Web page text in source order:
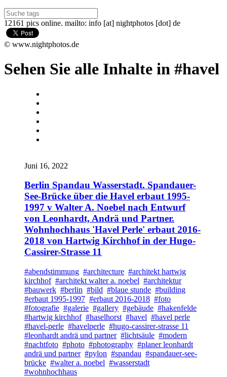
12161 pics online. mailto: info [at] nightphotos [dot] de
© www.nightphotos.de
Sehen Sie alle Inhalte in #havel
Juni 16, 2022
Berlin Spandau Wasserstadt. Spandauer-
See-Brücke über die Havel erbaut 1995-
1997 v Walter A. Noebel nach Entwurf
von Leonhardt, Andrä und Partner.
Wohnhochhaus 'Havel Perle' erbaut 2016-
2018 von Hartwig Kirchhof in der Hugo-
Cassirer-Strasse 11
#abendstimmung #architecture #architekt hartwig
kirchhof #architekt walter a. noebel #architektur
#bauwerk #berlin #bild #blaue stunde #building
#erbaut 1995-1997 #erbaut 2016-2018 #foto
#fotografie #galerie #gallery #gebäude #hakenfelde
#hartwig kirchhof #haselhorst #havel #havel perle
#havel-perle #havelperle #hugo-cassirer-strasse 11
#leonhardt andrä und partner #lichtsäule #modern
#nachtfoto #photo #photography #planer leonhardt
andrä und partner #pylon #spandau #spandauer-see-
brücke #walter a. noebel #wasserstadt
#wohnhochhaus